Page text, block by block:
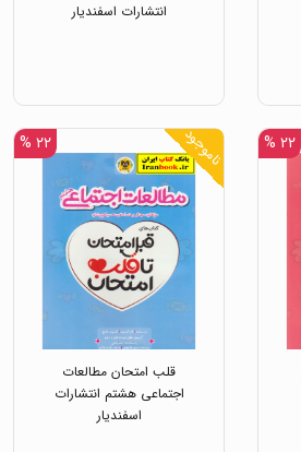
انتشارات اسفندیار
۲۲ % ناموجود ۲۲ %
قلب امتحان مطالعات
اجتماعی هشتم انتشارات
اسفندیار